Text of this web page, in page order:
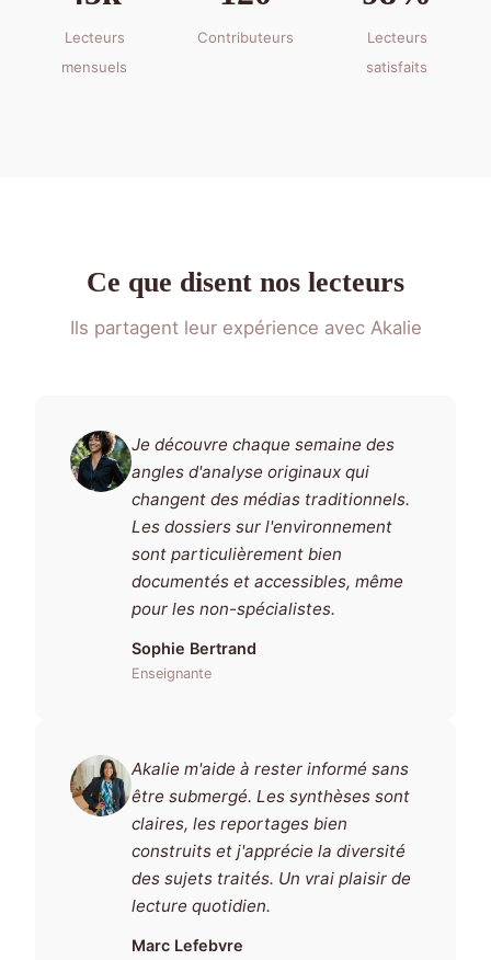
Lecteurs
mensuels
Contributeurs
Lecteurs
satisfaits
Ce que disent nos lecteurs
Ils partagent leur expérience avec Akalie
Je découvre chaque semaine des
angles d'analyse originaux qui
changent des médias traditionnels.
Les dossiers sur l'environnement
sont particulièrement bien
documentés et accessibles, même
pour les non-spécialistes.
Sophie Bertrand
Enseignante
Akalie m'aide à rester informé sans
être submergé. Les synthèses sont
claires, les reportages bien
construits et j'apprécie la diversité
des sujets traités. Un vrai plaisir de
lecture quotidien.
Marc Lefebvre